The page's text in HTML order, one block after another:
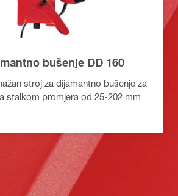
bušenje DD 160
stroj za dijamantno bušenje za
stalkom promjera od 25-202 mm